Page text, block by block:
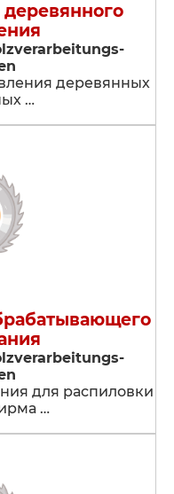
деревянных
…
для распиловки
…